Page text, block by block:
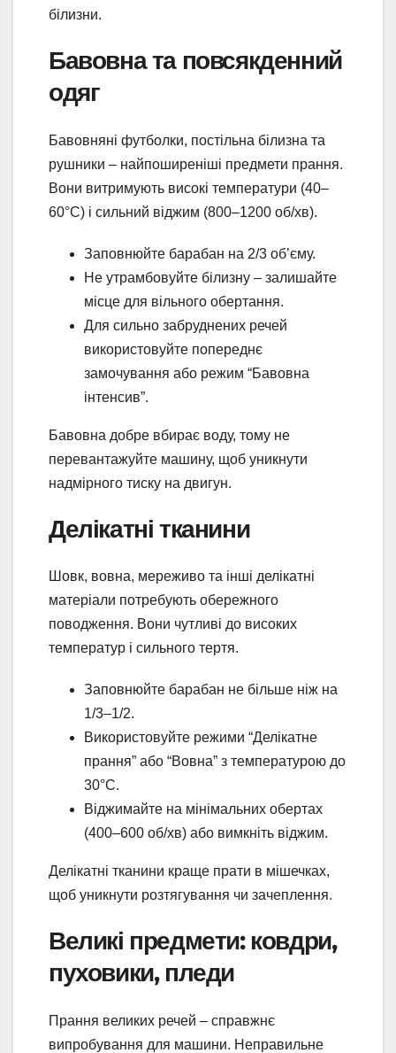
білизни.
Бавовна та повсякденний
одяг
Бавовняні футболки, постільна білизна та
рушники – найпоширеніші предмети прання.
Вони витримують високі температури (40–
60°C) і сильний віджим (800–1200 об/хв).
Заповнюйте барабан на 2/3 об’єму.
Не утрамбовуйте білизну – залишайте
місце для вільного обертання.
Для сильно забруднених речей
використовуйте попереднє
замочування або режим “Бавовна
інтенсив”.
Бавовна добре вбирає воду, тому не
перевантажуйте машину, щоб уникнути
надмірного тиску на двигун.
Делікатні тканини
Шовк, вовна, мереживо та інші делікатні
матеріали потребують обережного
поводження. Вони чутливі до високих
температур і сильного тертя.
Заповнюйте барабан не більше ніж на
1/3–1/2.
Використовуйте режими “Делікатне
прання” або “Вовна” з температурою до
30°C.
Віджимайте на мінімальних обертах
(400–600 об/хв) або вимкніть віджим.
Делікатні тканини краще прати в мішечках,
щоб уникнути розтягування чи зачеплення.
Великі предмети: ковдри,
пуховики, пледи
Прання великих речей – справжнє
випробування для машини. Неправильне